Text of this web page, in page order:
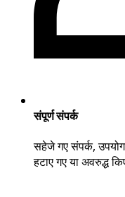
संपूर्ण संपर्क
सहेजे गए संपर्क,
हटाए गए या अवरुद्ध